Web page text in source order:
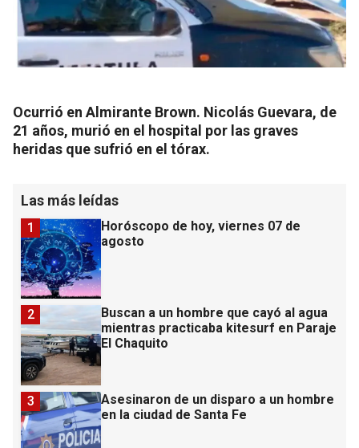
Ocurrió en Almirante Brown. Nicolás Guevara, de
21 años, murió en el hospital por las graves
heridas que sufrió en el tórax.
Las más leídas
Horóscopo de hoy, viernes 07 de
agosto
1
Buscan a un hombre que cayó al agua
mientras practicaba kitesurf en Paraje
El Chaquito
2
Asesinaron de un disparo a un hombre
en la ciudad de Santa Fe
3